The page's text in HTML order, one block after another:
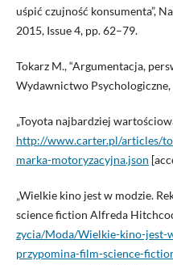
uśpić czujność konsumenta”,
2015, Issue 4, pp. 62–79.
Tokarz M., “Argumentacja,
Wydawnictwo Psychologiczne,
„Toyota najbardziej
http://www.carter.pl/articles/
marka-motoryzacyjna.json
„Wielkie kino jest w modzie.
science fiction Alfreda
zycia/Moda/Wielkie-kino-jest-
przypomina-film-science-